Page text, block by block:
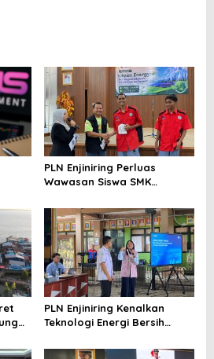
PLN Enjiniring Perluas
Wawasan Siswa SMK
Perubahan Iklim
PLN Enjiniring Kenalkan
Teknologi Energi Bersih